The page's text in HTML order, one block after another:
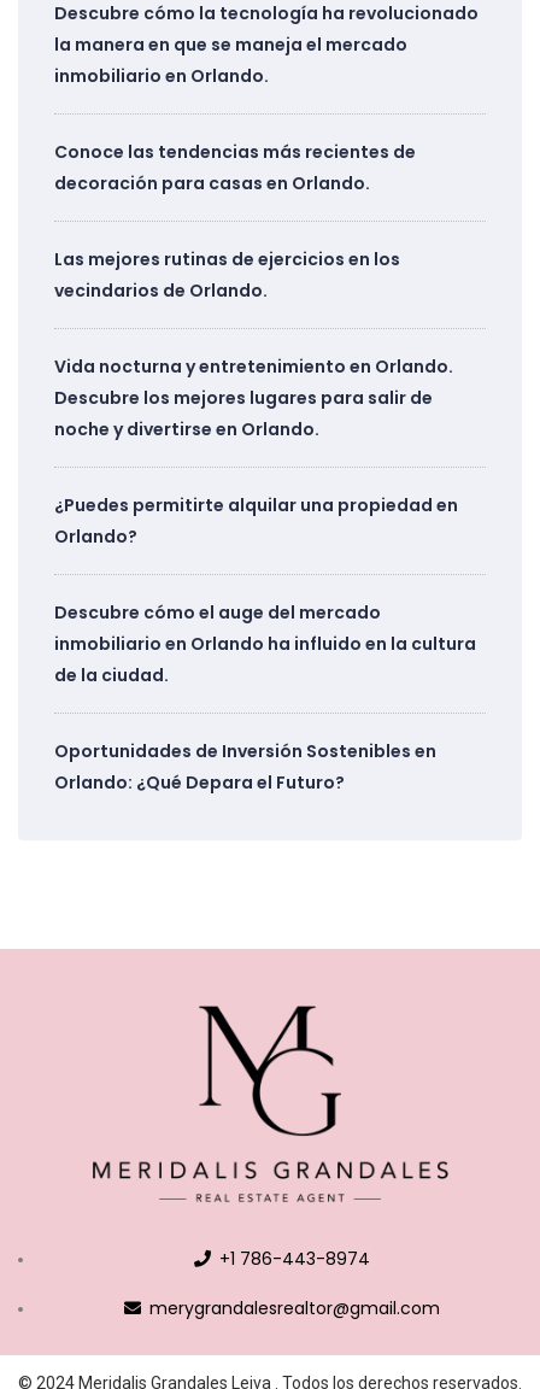
Descubre cómo la tecnología ha revolucionado
la manera en que se maneja el mercado
inmobiliario en Orlando.
Conoce las tendencias más recientes de
decoración para casas en Orlando.
Las mejores rutinas de ejercicios en los
vecindarios de Orlando.
Vida nocturna y entretenimiento en Orlando.
Descubre los mejores lugares para salir de
noche y divertirse en Orlando.
¿Puedes permitirte alquilar una propiedad en
Orlando?
Descubre cómo el auge del mercado
inmobiliario en Orlando ha influido en la cultura
de la ciudad.
Oportunidades de Inversión Sostenibles en
Orlando: ¿Qué Depara el Futuro?
+1 786-443-8974
merygrandalesrealtor@gmail.com
© 2024 Meridalis Grandales Leiva . Todos los derechos reservados.